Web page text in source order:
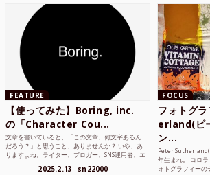
FEATURE
【使ってみた】Boring, inc.
の「Character Cou...
文章を書いていると、「この文章、何文字あるん
だろう？」と思うこと、ありませんか？ いや、あ
りますよね。ライター、ブロガー、SNS運用者、エ
2025.2.13 sn22000
FOCUS
フォトグ
erland(ピ
ン...
Peter Sutherland(
年生まれ。 コロ
ォトグラフィーの